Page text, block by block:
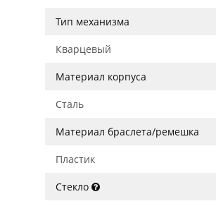
Тип механизма
Кварцевый
Материал корпуса
Сталь
Материал браслета/ремешка
Пластик
Стекло